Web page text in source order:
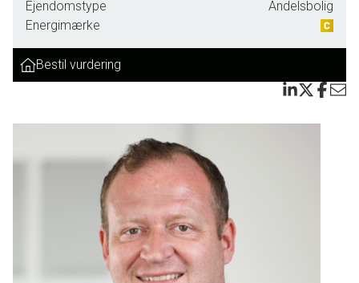
Ejendommen er opført i 1996 i pæne materialer, og indvendigt venter en indbydende
Disse er fordelt på en hyggelig stue, et køkken, to soveværelser, et badeværelse og
et gangareal. Stuen fremstår lys takket være et stort vinduesparti med terrassedør.
Køkkenet er funktionelt og byder desuden på en fin mindre spiseplads til de hurtige
hverdagsmåltider og morgenkaffen.
Ude i den lille fine have er der rig mulighed for at nyde solens stråler.
En nem og overkommelig bolig med en god indretning, en solrig, lukket have og en
virkelig god beliggenhed nær centrum.
Velkommen til Bockenså 12, 6270 Tønder.
Ejendomstype
Andelsbolig
Energimærke
Bestil vurdering